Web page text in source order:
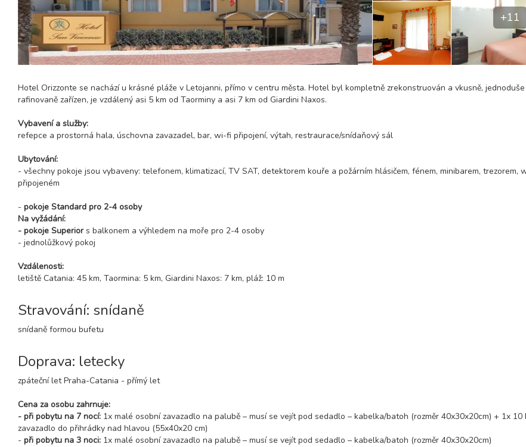
+11
Hotel Orizzonte se nachází u krásné pláže v Letojanni, přímo v centru města. Hotel byl kompletně zrekonstruován a vkusně,
rafinovaně zařízen, je vzdálený asi 5 km od Taorminy a asi 7 km od Giardini Naxos.
Vybavení a služby:
refepce a prostorná hala, úschovna zavazadel, bar, wi-fi připojení, výtah, restraurace/snídaňový sál
Ubytování:
- všechny pokoje jsou vybaveny: telefonem, klimatizací, TV SAT, detektorem kouře a požárním hlásičem, fénem, minibarem, trezorem,
připojeném
- pokoje Standard pro 2-4 osoby
Na vyžádání:
- pokoje Superiors balkonem a výhledem na moře pro 2-4 osoby
- jednolůžkový pokoj
Vzdálenosti:
letiště Catania: 45 km, Taormina: 5 km, Giardini Naxos: 7 km, pláž: 10 m
Stravování: snídaně
snídaně formou bufetu
Doprava: letecky
zpáteční let Praha-Catania - přímý let
Cena za osobu zahrnuje:
- při pobytu na 7 nocí: 1x malé osobní zavazadlo na palubě – musí se vejít pod sedadlo – kabelka/batoh (rozměr 40x30x20cm) + 1x 10
zavazadlo do přihrádky nad hlavou (55x40x20 cm)
- při pobytu na 3 noci: 1x malé osobní zavazadlo na palubě – musí se vejít pod sedadlo – kabelka/batoh (rozměr 40x30x20cm)